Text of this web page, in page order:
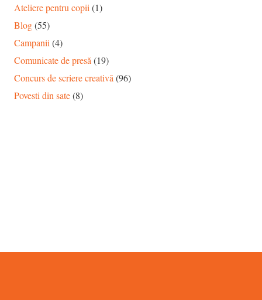
Ateliere pentru copii (1)
Blog(55)
Campanii (4)
Comunicate de presă (19)
Concurs de scriere creativă (96)
Povesti din sate(8)